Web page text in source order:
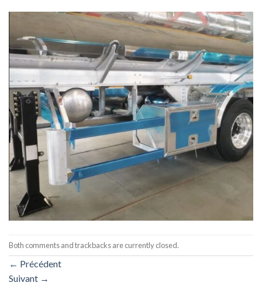
Both comments and trackbacks are currently closed.
← Précédent
Suivant →